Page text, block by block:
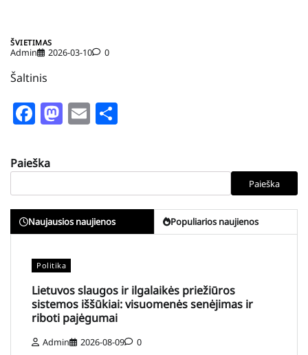
ŠVIETIMAS
Admin 2026-03-10 0
Šaltinis
Facebook
Mastodon
Email
Paieška
Paieška
Naujausios naujienos Populiarios naujienos
Politika
Lietuvos slaugos ir ilgalaikės priežiūros
sistemos iššūkiai: visuomenės senėjimas ir
riboti pajėgumai
Admin 2026-08-09 0